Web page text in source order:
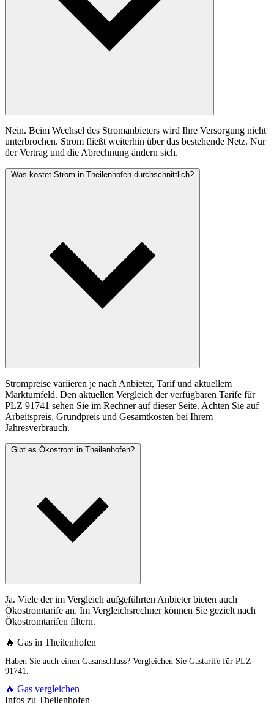
Nein. Beim Wechsel des Stromanbieters wird Ihre Versorgung nicht
unterbrochen. Strom fließt weiterhin über das bestehende Netz. Nur
der Vertrag und die Abrechnung ändern sich.
Was kostet Strom in Theilenhofen durchschnittlich?
Strompreise variieren je nach Anbieter, Tarif und aktuellem
Marktumfeld. Den aktuellen Vergleich der verfügbaren Tarife für
PLZ 91741 sehen Sie im Rechner auf dieser Seite. Achten Sie auf
Arbeitspreis, Grundpreis und Gesamtkosten bei Ihrem
Jahresverbrauch.
Gibt es Ökostrom in Theilenhofen?
Ja. Viele der im Vergleich aufgeführten Anbieter bieten auch
Ökostromtarife an. Im Vergleichsrechner können Sie gezielt nach
Ökostromtarifen filtern.
🔥 Gas in Theilenhofen
Haben Sie auch einen Gasanschluss? Vergleichen Sie Gastarife für PLZ
91741.
🔥 Gas vergleichen
Infos zu Theilenhofen